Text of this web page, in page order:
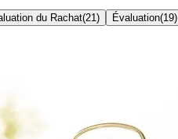
du Rachat(21 ) Évaluation(19)